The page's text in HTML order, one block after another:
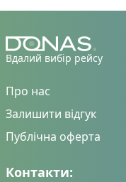
Вдалий вибір рейсу
Про нас
Залишити відгук
Публічна оферта
Контакти: